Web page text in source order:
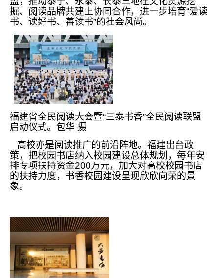
掘、阅读品牌共建上协同合作，进一步培育“爱读
书、读好书、善读书”的社会风尚。
福建省全民阅读大会暨“三泰书香”全民阅读联盟
启动仪式。包华 摄
高校亦是阅读推广的前沿阵地。福建出台政
策，把校园书店纳入校园建设总体规划，每年安
排专项扶持资金200万元，加大对高校校园书店
的扶持力度，书香校园建设呈现欣欣向荣的景
象。